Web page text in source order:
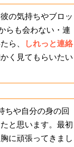
の気持ちやブロッ
らも会わない・連
ら、
しれっと連絡
く見てもらいたい
ちや自分の身の回
と思います。最初
に頑張ってきまし